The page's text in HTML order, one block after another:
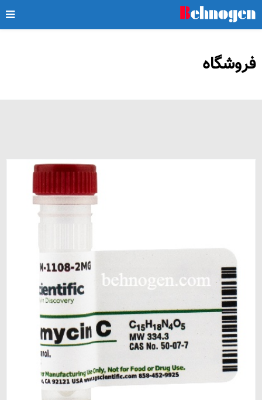
فروشگاه